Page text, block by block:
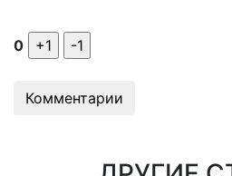
0
Комментарии